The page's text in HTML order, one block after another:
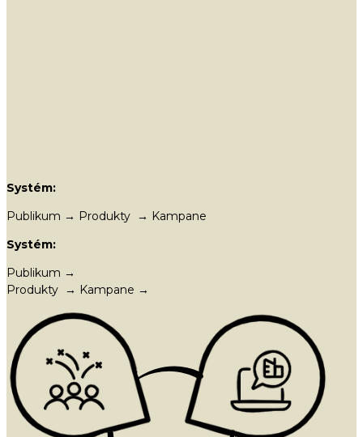
Systém:
Publikum → Produkty → Kampane
Systém:
Publikum →
Produkty → Kampane →